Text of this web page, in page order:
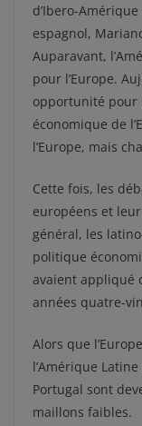
d’Ibero-
espagnol,
Auparavant,
pour l’Europe.
opportunité pour
économique de
l’Europe, mais
Cette fois, les
européens et
général, les
politique
avaient appliqué
années quatre-
Alors que
l’Amérique
Portugal sont
maillons faibles.